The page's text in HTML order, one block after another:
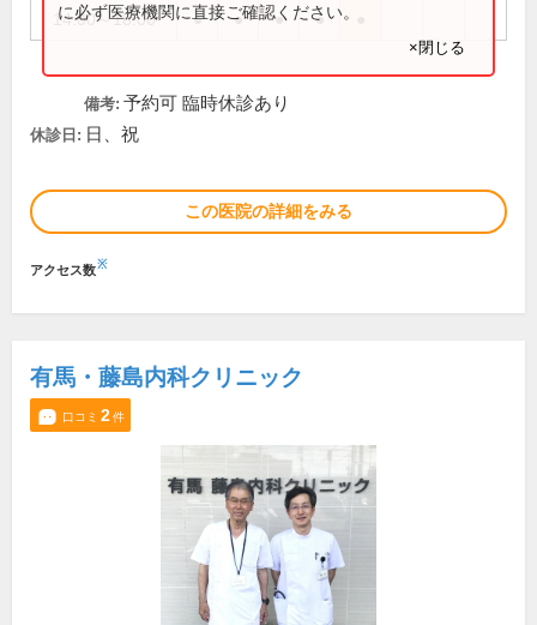
14:00～18:00 ● ● ● ●
に必ず医療機関に直接ご確認ください。
×閉じる
備考: 予約可 臨時休診あり
休診日: 日、祝
この医院の詳細をみる
アクセス数※
有馬・藤島内科クリニック
口コミ 2件